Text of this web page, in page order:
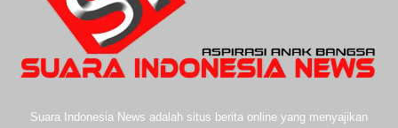
Suara Indonesia News adalah situs berita online yang menyajikan